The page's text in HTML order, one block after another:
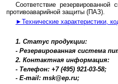
Соответствие
противоаварийной защиты (ПАЗ).
►Технические характеристики,
1. Статус продукции:
- Резервированная система
2. Контактная информация:
- Телефон: +7 (495) 921-03-58;
- E-mail: msk@ep.ru;